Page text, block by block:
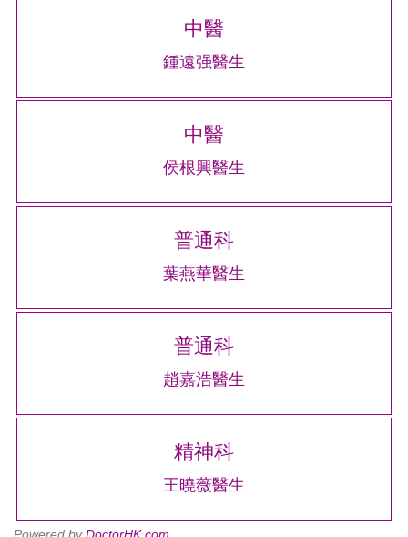
中醫
鍾遠强醫生
中醫
侯根興醫生
普通科
葉燕華醫生
普通科
趙嘉浩醫生
精神科
王曉薇醫生